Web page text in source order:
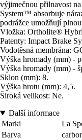
výjimečnou přilnavost
System™ absorbuje
podrážce umožňují
Vložka: Ortholite®
Patenty: Impact Brake
Vodotěsná membrána:
Výška hromady (mm) -
Výška hromady (mm) -
Sklon (mm): 8.
Výška hrotu (mm): 4,5.
Široká velikost: Ne.
Další informace
Marki
La
Barva